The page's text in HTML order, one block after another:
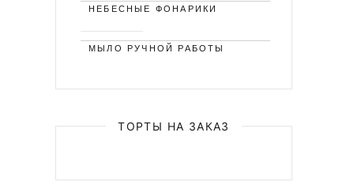
НЕБЕСНЫЕ ФОНАРИКИ
МЫЛО РУЧНОЙ РАБОТЫ
ТОРТЫ НА ЗАКАЗ